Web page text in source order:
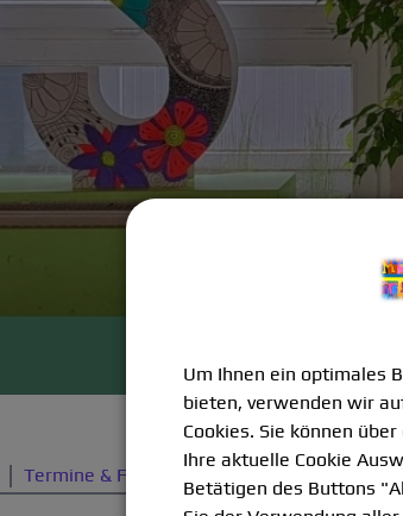
Termine & Formulare
Um Ihnen ein optimales
bieten, verwenden wir
Cookies. Sie können über
Ihre aktuelle Cookie
Betätigen des Buttons